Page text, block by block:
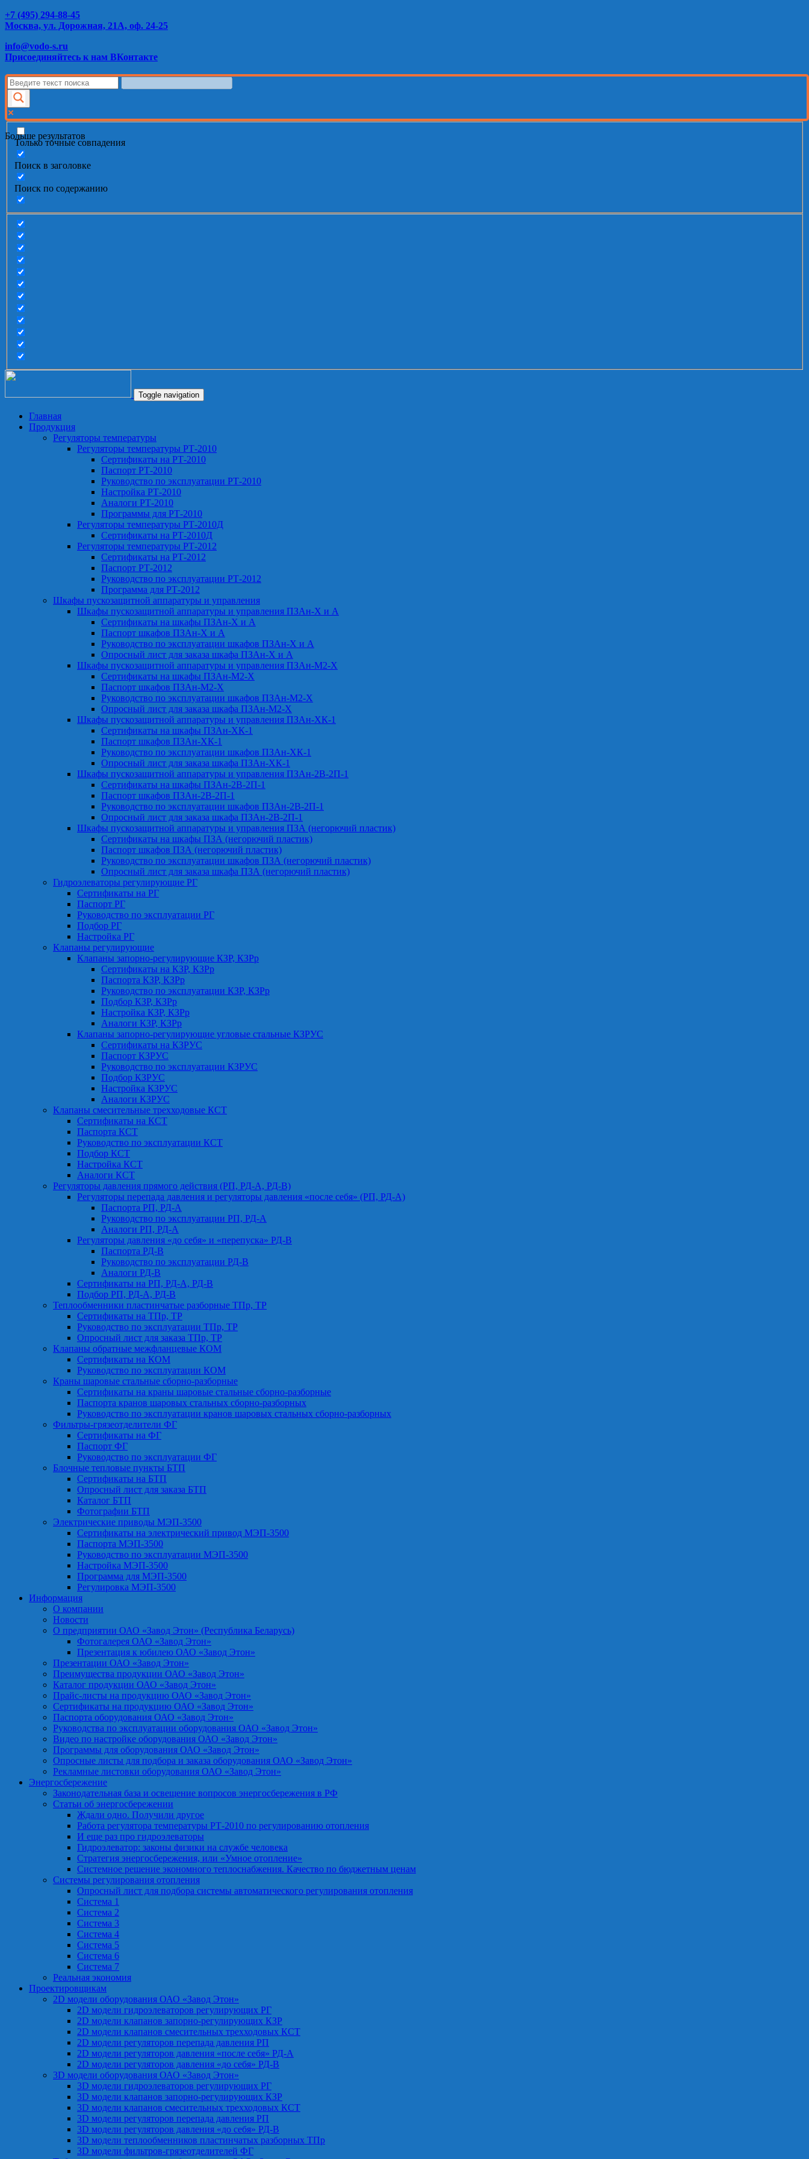
+7 (495) 294-88-45
Москва, ул. Дорожная, 21А, оф. 24-25
info@vodo-s.ru
Присоединяйтесь к нам ВКонтакте
Больше результатов
Только точные совпадения
Поиск в заголовке
Поиск по содержанию
Toggle navigation
Главная
Продукция
Регуляторы температуры
Регуляторы температуры РТ-2010
Сертификаты на РТ-2010
Паспорт РТ-2010
Руководство по эксплуатации РТ-2010
Настройка РТ-2010
Аналоги РТ-2010
Программы для РТ-2010
Регуляторы температуры РТ-2010Д
Сертификаты на РТ-2010Д
Регуляторы температуры РТ-2012
Сертификаты на РТ-2012
Паспорт РТ-2012
Руководство по эксплуатации РТ-2012
Программа для РТ-2012
Шкафы пускозащитной аппаратуры и управления
Шкафы пускозащитной аппаратуры и управления ПЗАн-Х и А
Сертификаты на шкафы ПЗАн-Х и А
Паспорт шкафов ПЗАн-Х и А
Руководство по эксплуатации шкафов ПЗАн-Х и А
Опросный лист для заказа шкафа ПЗАн-Х и А
Шкафы пускозащитной аппаратуры и управления ПЗАн-М2-Х
Сертификаты на шкафы ПЗАн-М2-Х
Паспорт шкафов ПЗАн-М2-Х
Руководство по эксплуатации шкафов ПЗАн-М2-Х
Опросный лист для заказа шкафа ПЗАн-М2-Х
Шкафы пускозащитной аппаратуры и управления ПЗАн-ХК-1
Сертификаты на шкафы ПЗАн-ХК-1
Паспорт шкафов ПЗАн-ХК-1
Руководство по эксплуатации шкафов ПЗАн-ХК-1
Опросный лист для заказа шкафа ПЗАн-ХК-1
Шкафы пускозащитной аппаратуры и управления ПЗАн-2В-2П-1
Сертификаты на шкафы ПЗАн-2В-2П-1
Паспорт шкафов ПЗАн-2В-2П-1
Руководство по эксплуатации шкафов ПЗАн-2В-2П-1
Опросный лист для заказа шкафа ПЗАн-2В-2П-1
Шкафы пускозащитной аппаратуры и управления ПЗА (негорючий пластик)
Сертификаты на шкафы ПЗА (негорючий пластик)
Паспорт шкафов ПЗА (негорючий пластик)
Руководство по эксплуатации шкафов ПЗА (негорючий пластик)
Опросный лист для заказа шкафа ПЗА (негорючий пластик)
Гидроэлеваторы регулирующие РГ
Сертификаты на РГ
Паспорт РГ
Руководство по эксплуатации РГ
Подбор РГ
Настройка РГ
Клапаны регулирующие
Клапаны запорно-регулирующие КЗР, КЗРр
Сертификаты на КЗР, КЗРр
Паспорта КЗР, КЗРр
Руководство по эксплуатации КЗР, КЗРр
Подбор КЗР, КЗРр
Настройка КЗР, КЗРр
Аналоги КЗР, КЗРр
Клапаны запорно-регулирующие угловые стальные КЗРУС
Сертификаты на КЗРУС
Паспорт КЗРУС
Руководство по эксплуатации КЗРУС
Подбор КЗРУС
Настройка КЗРУС
Аналоги КЗРУС
Клапаны смесительные трехходовые КСТ
Сертификаты на КСТ
Паспорта КСТ
Руководство по эксплуатации КСТ
Подбор КСТ
Настройка КСТ
Аналоги КСТ
Регуляторы давления прямого действия (РП, РД-А, РД-В)
Регуляторы перепада давления и регуляторы давления «после себя» (РП, РД-А)
Паспорта РП, РД-А
Руководство по эксплуатации РП, РД-А
Аналоги РП, РД-А
Регуляторы давления «до себя» и «перепуска» РД-В
Паспорта РД-В
Руководство по эксплуатации РД-В
Аналоги РД-В
Сертификаты на РП, РД-А, РД-В
Подбор РП, РД-А, РД-В
Теплообменники пластинчатые разборные ТПр, ТР
Сертификаты на ТПр, ТР
Руководство по эксплуатации ТПр, ТР
Опросный лист для заказа ТПр, ТР
Клапаны обратные межфланцевые КОМ
Сертификаты на КОМ
Руководство по эксплуатации КОМ
Краны шаровые стальные сборно-разборные
Сертификаты на краны шаровые стальные сборно-разборные
Паспорта кранов шаровых стальных сборно-разборных
Руководство по эксплуатации кранов шаровых стальных сборно-разборных
Фильтры-грязеотделители ФГ
Сертификаты на ФГ
Паспорт ФГ
Руководство по эксплуатации ФГ
Блочные тепловые пункты БТП
Сертификаты на БТП
Опросный лист для заказа БТП
Каталог БТП
Фотографии БТП
Электрические приводы МЭП-3500
Сертификаты на электрический привод МЭП-3500
Паспорта МЭП-3500
Руководство по эксплуатации МЭП-3500
Настройка МЭП-3500
Программа для МЭП-3500
Регулировка МЭП-3500
Информация
О компании
Новости
О предприятии ОАО «Завод Этон» (Республика Беларусь)
Фотогалерея ОАО «Завод Этон»
Презентация к юбилею ОАО «Завод Этон»
Презентации ОАО «Завод Этон»
Преимущества продукции ОАО «Завод Этон»
Каталог продукции ОАО «Завод Этон»
Прайс-листы на продукцию ОАО «Завод Этон»
Сертификаты на продукцию ОАО «Завод Этон»
Паспорта оборудования ОАО «Завод Этон»
Руководства по эксплуатации оборудования ОАО «Завод Этон»
Видео по настройке оборудования ОАО «Завод Этон»
Программы для оборудования ОАО «Завод Этон»
Опросные листы для подбора и заказа оборудования ОАО «Завод Этон»
Рекламные листовки оборудования ОАО «Завод Этон»
Энергосбережение
Законодательная база и освещение вопросов энергосбережения в РФ
Статьи об энергосбережении
Ждали одно. Получили другое
Работа регулятора температуры РТ-2010 по регулированию отопления
И еще раз про гидроэлеваторы
Гидроэлеватор: законы физики на службе человека
Стратегия энергосбережения, или «Умное отопление»
Системное решение экономного теплоснабжения. Качество по бюджетным ценам
Системы регулирования отопления
Опросный лист для подбора системы автоматического регулирования отопления
Система 1
Система 2
Система 3
Система 4
Система 5
Система 6
Система 7
Реальная экономия
Проектировщикам
2D модели оборудования ОАО «Завод Этон»
2D модели гидроэлеваторов регулирующих РГ
2D модели клапанов запорно-регулирующих КЗР
2D модели клапанов смесительных трехходовых КСТ
2D модели регуляторов перепада давления РП
2D модели регуляторов давления «после себя» РД-А
2D модели регуляторов давления «до себя» РД-В
3D модели оборудования ОАО «Завод Этон»
3D модели гидроэлеваторов регулирующих РГ
3D модели клапанов запорно-регулирующих КЗР
3D модели клапанов смесительных трехходовых КСТ
3D модели регуляторов перепада давления РП
3D модели регуляторов давления «до себя» РД-В
3D модели теплообменников пластинчатых разборных ТПр
3D модели фильтров-грязеотделителей ФГ